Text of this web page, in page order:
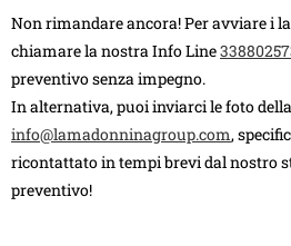
Non rimandare ancora! Per avviare i
chiamare la nostra Info Line
preventivo senza impegno.
In alternativa, puoi inviarci le foto
info@lamadonninagroup.com,
ricontattato in tempi brevi dal nostro
preventivo!